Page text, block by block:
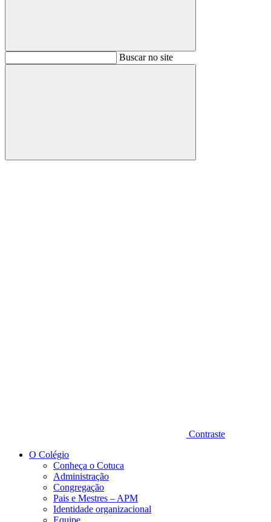
BuscarBuscar no site
Buscar
Contraste
O Colégio
Conheça o Cotuca
Administração
Congregação
Pais e Mestres – APM
Identidade organizacional
Equipe